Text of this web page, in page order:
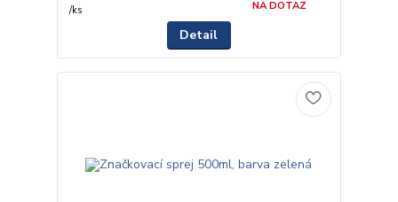
/ks
NA DOTAZ
Detail